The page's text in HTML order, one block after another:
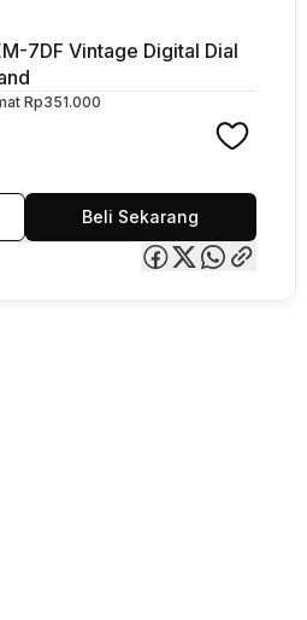
7DF Vintage Digital Dial
Rp351.000
Beli Sekarang